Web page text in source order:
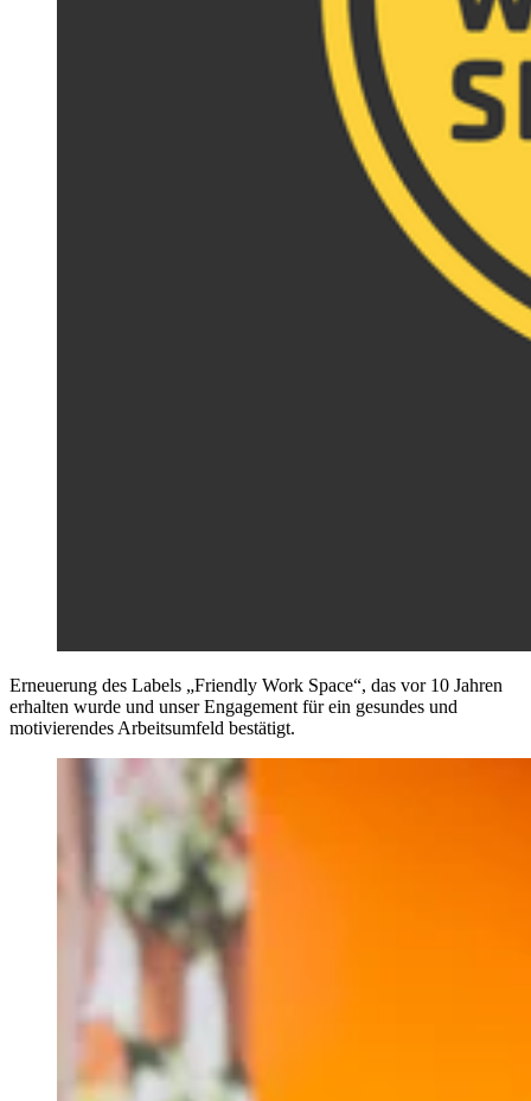
Erneuerung des Labels „Friendly Work Space“, das vor 10 Jahren
erhalten wurde und unser Engagement für ein gesundes und
motivierendes Arbeitsumfeld bestätigt.